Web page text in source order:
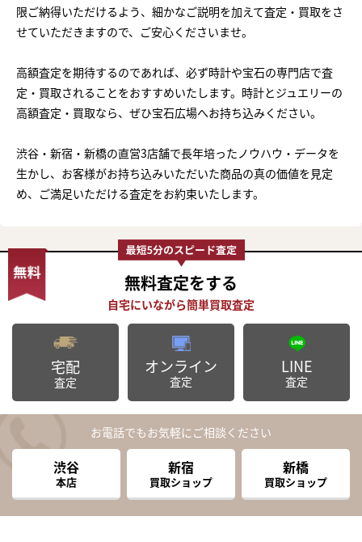
限ご納得いただけるよう、細かなご説明を加えて査定・買取をさ
せていただきますので、ご安心くださいませ。
高額査定を期待するのであれば、必ず時計や宝石の専門店で査
定・買取されることをおすすめいたします。時計とジュエリーの
高額査定・買取なら、ぜひ宝石広場へお持ち込みください。
渋谷・新宿・新橋の直営3店舗で長年培ったノウハウ・データを
生かし、お客様がお持ち込みいただいた商品の真の価値を見定
め、ご満足いただける査定をお約束いたします。
無料査定をする
宅配
査定
オンライン
査定
LINE
査定
お電話でもお気軽にご相談ください
渋谷
本店
新宿
買取ショップ
新橋
買取ショップ